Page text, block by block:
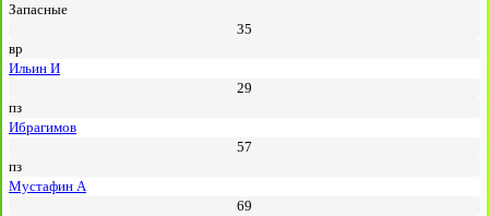
Запасные
35
вр
Ильин И
29
пз
Ибрагимов
57
пз
Мустафин А
69